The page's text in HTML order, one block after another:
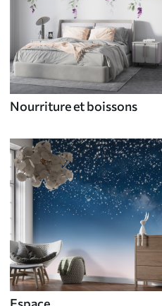
Nourriture et boissons